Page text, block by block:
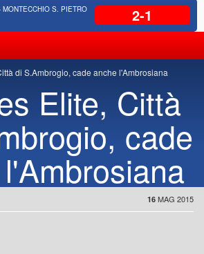
S. PIETRO 2-1
di S.Ambrogio, cade anche l'Ambrosiana
Elite, Città
cade
16 MAG 2015